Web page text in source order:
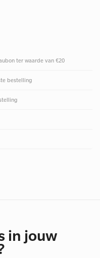
ter waarde van €20
bestelling
in jouw